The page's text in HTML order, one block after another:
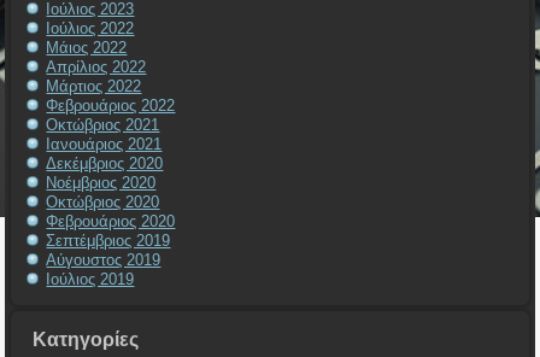
Ιούλιος 2023
Ιούλιος 2022
Μάιος 2022
Απρίλιος 2022
Μάρτιος 2022
Φεβρουάριος 2022
Οκτώβριος 2021
Ιανουάριος 2021
Δεκέμβριος 2020
Νοέμβριος 2020
Οκτώβριος 2020
Φεβρουάριος 2020
Σεπτέμβριος 2019
Αύγουστος 2019
Ιούλιος 2019
Kατηγορίες